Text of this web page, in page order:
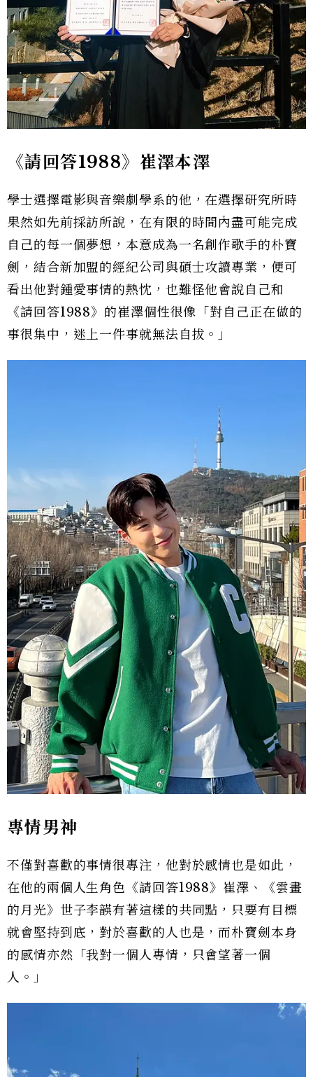
《請回答1988》崔澤本澤
學士選擇電影與音樂劇學系的他，在選擇研究所時
果然如先前採訪所說，在有限的時間內盡可能完成
自己的每一個夢想，本意成為一名創作歌手的朴寶
劍，結合新加盟的經紀公司與碩士攻讀專業，便可
看出他對鍾愛事情的熱忱，也難怪他會說自己和
《請回答1988》的崔澤個性很像「對自己正在做的
事很集中，迷上一件事就無法自拔。」
專情男神
不僅對喜歡的事情很專注，他對於感情也是如此，
在他的兩個人生角色《請回答1988》崔澤、《雲畫
的月光》世子李韺有著這樣的共同點，只要有目標
就會堅持到底，對於喜歡的人也是，而朴寶劍本身
的感情亦然「我對一個人專情，只會望著一個
人。」